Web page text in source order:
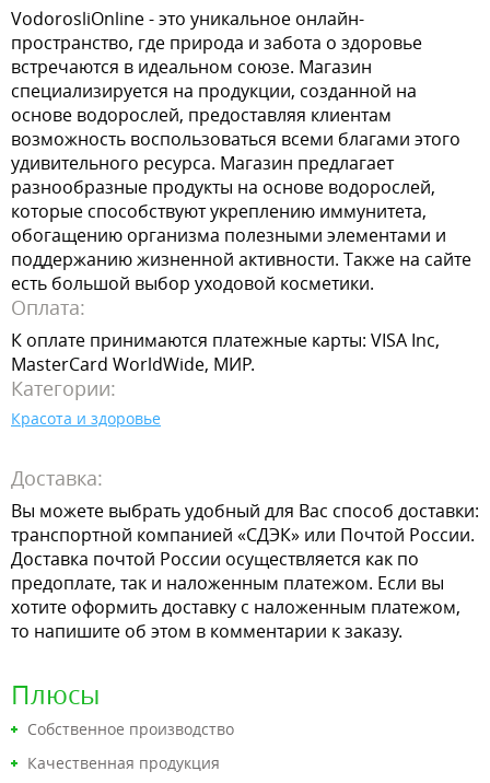
VodorosliOnline - это уникальное онлайн-
пространство, где природа и забота о здоровье
встречаются в идеальном союзе. Магазин
специализируется на продукции, созданной на
основе водорослей, предоставляя клиентам
возможность воспользоваться всеми благами этого
удивительного ресурса. Магазин предлагает
разнообразные продукты на основе водорослей,
которые способствуют укреплению иммунитета,
обогащению организма полезными элементами и
поддержанию жизненной активности. Также на сайте
есть большой выбор уходовой косметики.
Оплата:
К оплате принимаются платежные карты: VISA Inc,
MasterCard WorldWide, МИР.
Категории:
Красота и здоровье
Доставка:
Вы можете выбрать удобный для Вас способ доставки:
транспортной компанией «СДЭК» или Почтой России.
Доставка почтой России осуществляется как по
предоплате, так и наложенным платежом. Если вы
хотите оформить доставку с наложенным платежом,
то напишите об этом в комментарии к заказу.
Плюсы
Собственное производство
Качественная продукция